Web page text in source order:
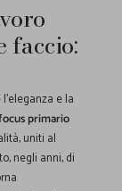
faccio:
e la
primario
uniti al
negli anni, di